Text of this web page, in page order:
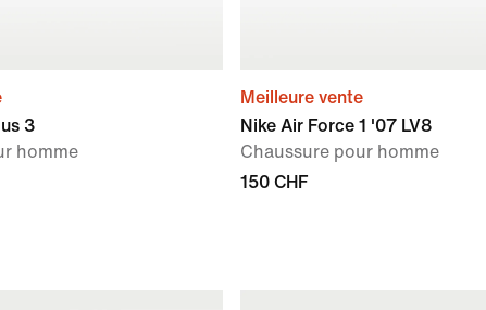
3
homme
Meilleure vente
Nike Air Force 1 '07 LV8
Chaussure pour homme
150 CHF